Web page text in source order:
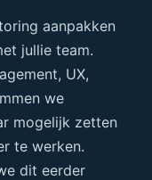
aanpakken
jullie team.
UX,
we
mogelijk zetten
te werken.
dit eerder